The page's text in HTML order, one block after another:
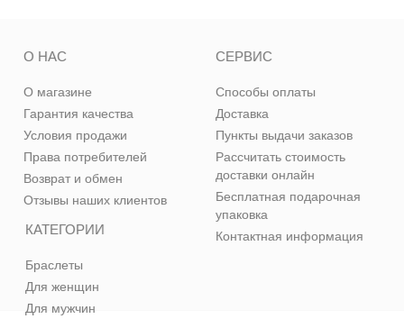
КАТЕГОРИИ
Браслеты
Для женщин
Для мужчин
О НАС
О магазине
Гарантия качества
Условия продажи
Права потребителей
Возврат и обмен
Отзывы наших клиентов
СЕРВИС
Способы оплаты
Доставка
Пункты выдачи заказов
Рассчитать стоимость
доставки онлайн
Бесплатная подарочная
упаковка
Контактная информация